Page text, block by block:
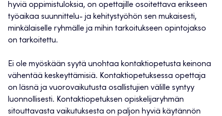
hyviä oppimistuloksia, on opettajille osoitettava erikseen
työaikaa suunnittelu- ja kehitystyöhön sen mukaisesti,
minkälaiselle ryhmälle ja mihin tarkoitukseen opintojakso
on tarkoitettu.
Ei ole myöskään syytä unohtaa kontaktiopetusta keinona
vähentää keskeyttämisiä. Kontaktiopetuksessa opettaja
on läsnä ja vuorovaikutusta osallistujien välille syntyy
luonnollisesti. Kontaktiopetuksen opiskelijaryhmän
sitouttavasta vaikutuksesta on paljon hyviä käytännön